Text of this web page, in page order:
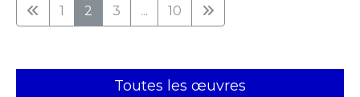
1 2 3 ... 10
Toutes les œuvres